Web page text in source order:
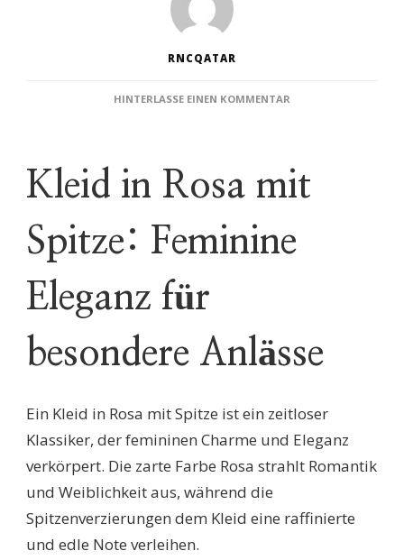
RNCQATAR
HINTERLASSE EINEN KOMMENTAR
PERFEKTE
KLEID
IN
MIT
SPITZE
Kleid in Rosa mit
Spitze: Feminine
Eleganz für
besondere Anlässe
Ein Kleid in Rosa mit Spitze ist ein zeitloser
Klassiker, der femininen Charme und Eleganz
verkörpert. Die zarte Farbe Rosa strahlt Romantik
und Weiblichkeit aus, während die
Spitzenverzierungen dem Kleid eine raffinierte
und edle Note verleihen.